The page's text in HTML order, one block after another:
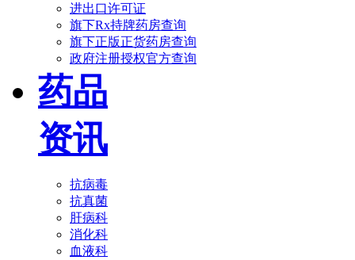
进出口许可证
旗下Rx持牌药房查询
旗下正版正货药房查询
政府注册授权官方查询
药品
资讯
抗病毒
抗真菌
肝病科
消化科
血液科